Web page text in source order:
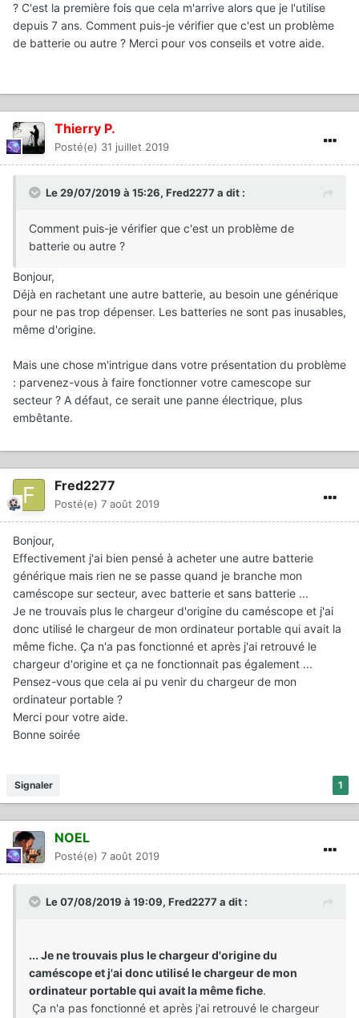
? C'est la première fois que cela m'arrive alors que je l'utilise
depuis 7 ans. Comment puis-je vérifier que c'est un problème
de batterie ou autre ? Merci pour vos conseils et votre aide.
Thierry P.
Posté(e) 31 juillet 2019
Le 29/07/2019 à 15:26, Fred2277 a dit :
Comment puis-je vérifier que c'est un problème de
batterie ou autre ?
Bonjour,
Déjà en rachetant une autre batterie, au besoin une générique
pour ne pas trop dépenser. Les batteries ne sont pas inusables,
même d'origine.
Mais une chose m'intrigue dans votre présentation du problème
: parvenez-vous à faire fonctionner votre camescope sur
secteur ? A défaut, ce serait une panne électrique, plus
embêtante.
Fred2277
Posté(e) 7 août 2019
Bonjour,
Effectivement j'ai bien pensé à acheter une autre batterie
générique mais rien ne se passe quand je branche mon
caméscope sur secteur, avec batterie et sans batterie ...
Je ne trouvais plus le chargeur d'origine du caméscope et j'ai
donc utilisé le chargeur de mon ordinateur portable qui avait la
même fiche. Ça n'a pas fonctionné et après j'ai retrouvé le
chargeur d'origine et ça ne fonctionnait pas également ...
Pensez-vous que cela ai pu venir du chargeur de mon
ordinateur portable ?
Merci pour votre aide.
Bonne soirée
1
Signaler
NOEL
Posté(e) 7 août 2019
Le 07/08/2019 à 19:09, Fred2277 a dit :
... Je ne trouvais plus le chargeur d'origine du
caméscope et j'ai donc utilisé le chargeur de mon
ordinateur portable qui avait la même fiche.
Ça n'a pas fonctionné et après j'ai retrouvé le chargeur